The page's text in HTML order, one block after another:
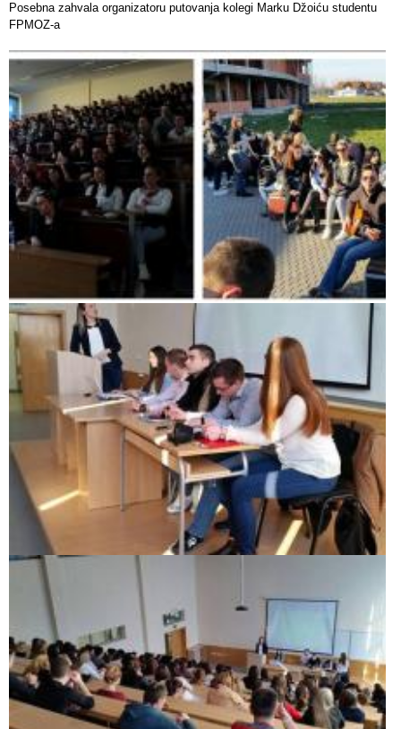
Posebna zahvala organizatoru putovanja kolegi Marku Džoiću studentu
FPMOZ-a